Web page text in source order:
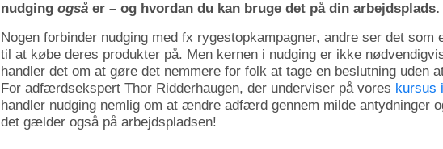
nudging også er – og hvordan du kan bruge det på din arbejdsplads.
Nogen forbinder nudging med fx rygestopkampagner, andre ser det som
til at købe deres produkter på. Men kernen i nudging er ikke
handler det om at gøre det nemmere for folk at tage en beslutning uden
For adfærdsekspert Thor Ridderhaugen, der underviser på vores kursus
handler nudging nemlig om at ændre adfærd gennem milde antydninger
det gælder også på arbejdspladsen!